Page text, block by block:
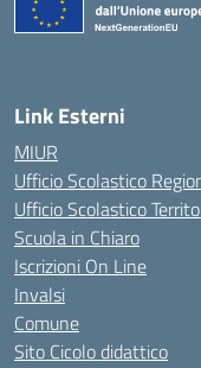
Link Esterni
MIUR
Ufficio Scolastico
Ufficio Scolastico
Scuola in Chiaro
Iscrizioni On Line
Invalsi
Comune
Sito Cicolo didattico